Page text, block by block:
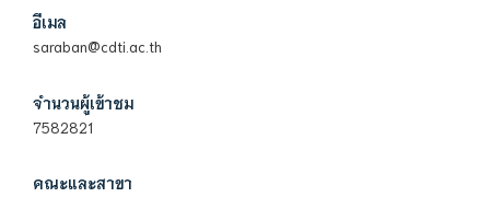
อีเมล
saraban@cdti.ac.th
จำนวนผู้เข้าชม
7582821
คณะและสาขา